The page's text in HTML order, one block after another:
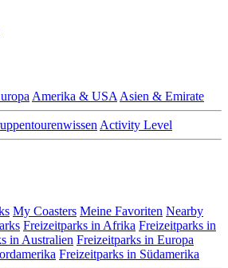
Amerika & USA Asien & Emirate
Activity Level
My Coasters Meine Favoriten Nearby
Freizeitparks in Afrika Freizeitparks in
in Australien Freizeitparks in Europa
Freizeitparks in Südamerika